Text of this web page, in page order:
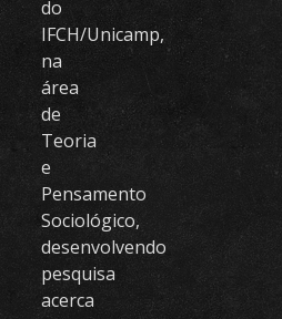
do
IFCH/Unicamp,
na
área
de
Teoria
e
Pensamento
Sociológico,
desenvolvendo
pesquisa
acerca